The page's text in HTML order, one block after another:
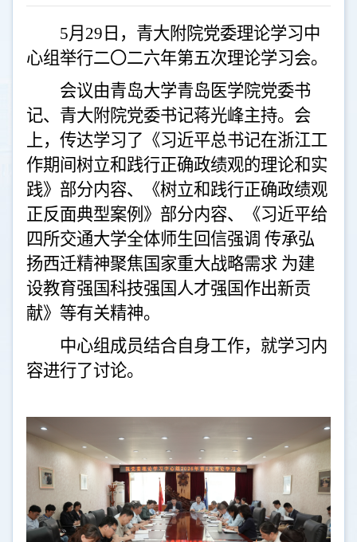
5月29日，青大附院党委理论学习中
心组举行二〇二六年第五次理论学习会。
会议由青岛大学青岛医学院党委书
记、青大附院党委书记蒋光峰主持。会
上，传达学习了《习近平总书记在浙江工
作期间树立和践行正确政绩观的理论和实
践》部分内容、《树立和践行正确政绩观
正反面典型案例》部分内容、《习近平给
四所交通大学全体师生回信强调 传承弘
扬西迁精神聚焦国家重大战略需求 为建
设教育强国科技强国人才强国作出新贡
献》等有关精神。
中心组成员结合自身工作，就学习内
容进行了讨论。